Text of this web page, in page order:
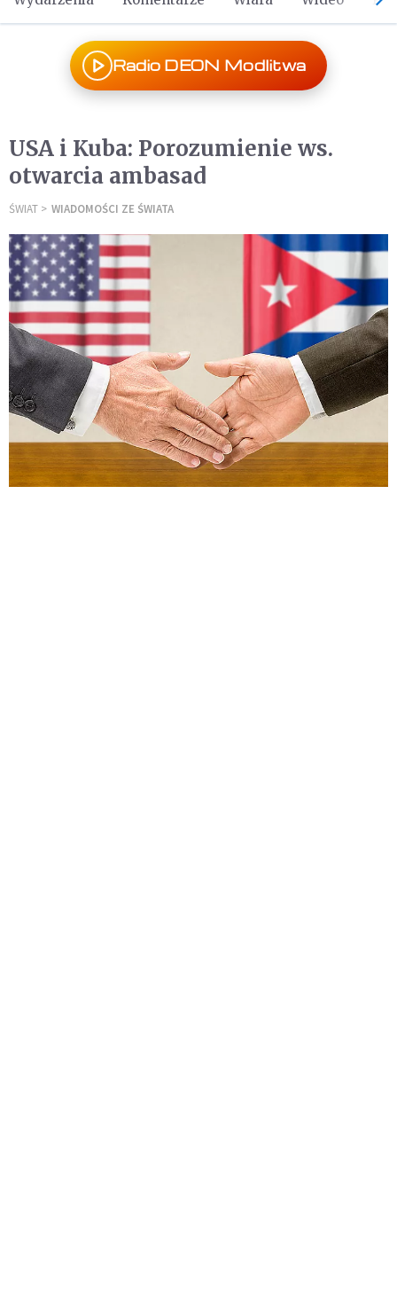
Radio DEON Modlitwa
USA i Kuba: Porozumienie ws.
otwarcia ambasad
ŚWIAT WIADOMOŚCI ZE ŚWIATA